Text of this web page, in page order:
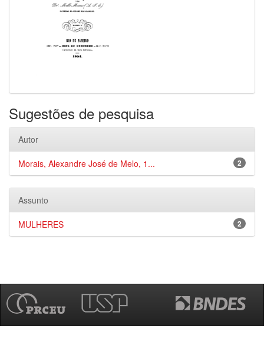
Sugestões de pesquisa
Autor
2
Morais, Alexandre José de Melo, 1...
Assunto
2
MULHERES